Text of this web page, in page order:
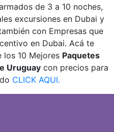
de 3 a 10 noches,
excursiones en Dubai y
con Empresas que
en Dubai. Acá te
los 10 Mejores Paquetes
Uruguay con precios para
CLICK AQUI.